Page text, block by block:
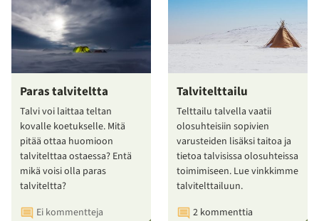
Paras talviteltta
Talvi voi laittaa teltan
kovalle koetukselle. Mitä
pitää ottaa huomioon
talvitelttaa ostaessa? Entä
mikä voisi olla paras
talviteltta?
Ei kommentteja
Talvitelttailu
Telttailu talvella vaatii
olosuhteisiin sopivien
varusteiden lisäksi taitoa ja
tietoa talvisissa olosuhteissa
toimimiseen. Lue vinkkimme
talvitelttailuun.
2 kommenttia